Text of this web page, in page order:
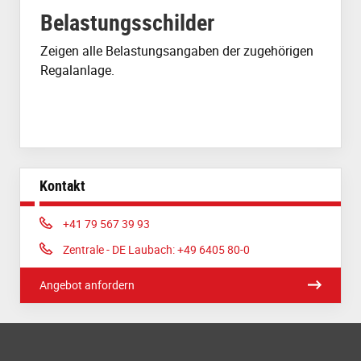
Belastungsschilder
Zeigen alle Belastungsangaben der zugehörigen
Regalanlage.
Kontakt
Phone:
+41 79 567 39 93
Phone:
Zentrale - DE Laubach: +49 6405 80-0
Angebot anfordern